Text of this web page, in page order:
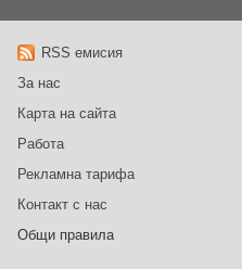
RSS емисия
За нас
Карта на сайта
Работа
Рекламна тарифа
Контакт с нас
Общи правила